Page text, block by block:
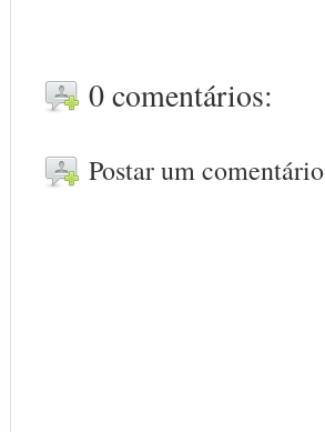
0 comentários:
Postar um comentário